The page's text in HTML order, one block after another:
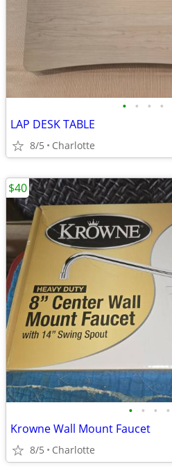
• • • •
LAP DESK TABLE
8/5 Charlotte
• • • •
Krowne Wall Mount Faucet
8/5 Charlotte
$40